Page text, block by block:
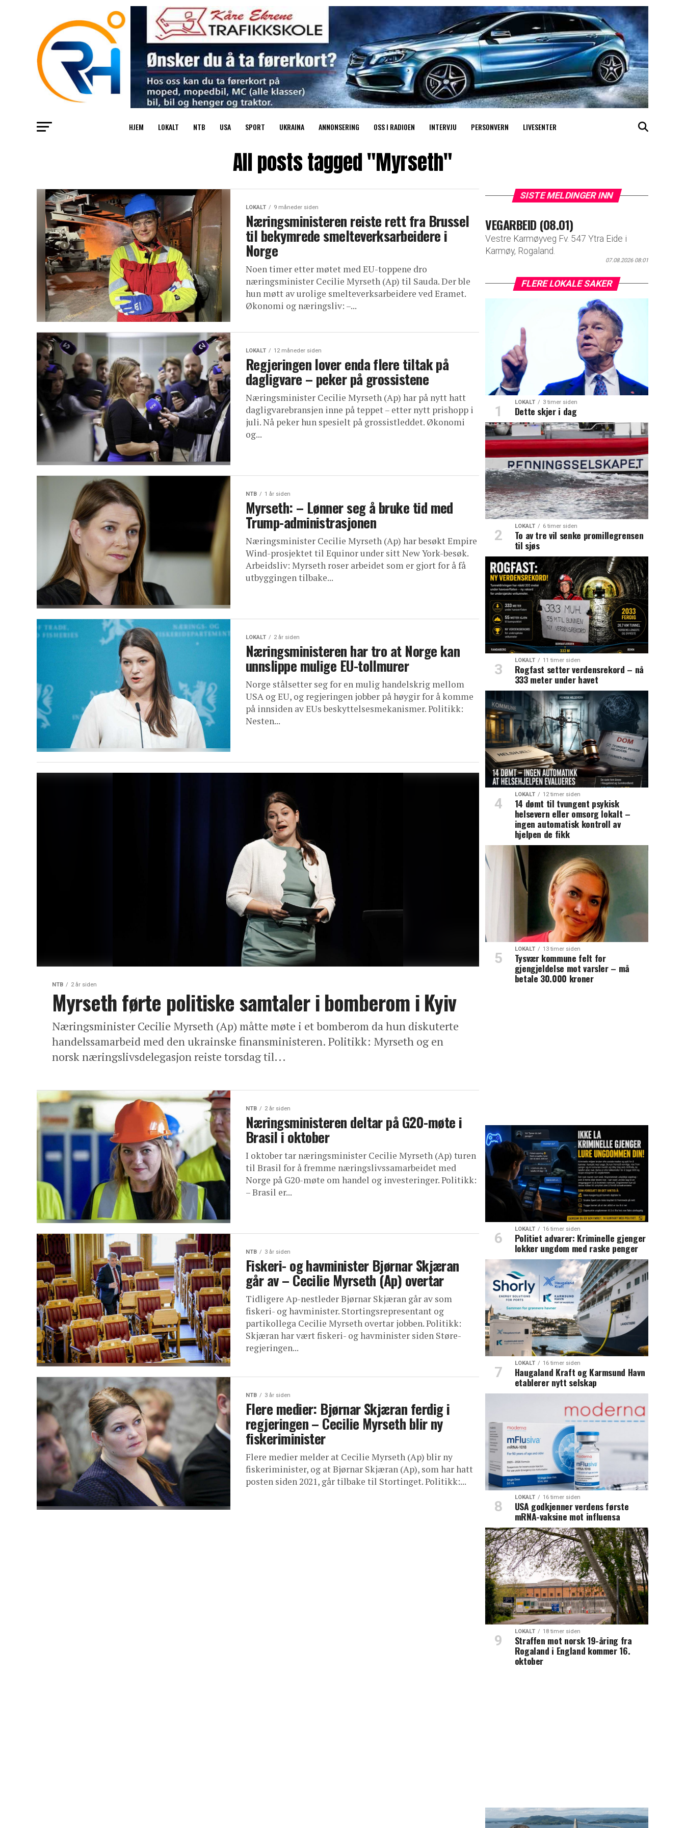
HJEM LOKALT NTB USA SPORT UKRAINA ANNONSERING OSS I RADIOEN INTERVJU PERSONVERN LIVESENTER
All posts tagged "Myrseth"
LOKALT 9 måneder siden
Næringsministeren reiste rett fra Brussel
til bekymrede smelteverksarbeidere i
Norge
Noen timer etter møtet med EU-toppene dro
næringsminister Cecilie Myrseth (Ap) til Sauda. Der ble
hun møtt av urolige smelteverksarbeidere ved Eramet.
Økonomi og næringsliv: –...
LOKALT 12 måneder siden
Regjeringen lover enda flere tiltak på
dagligvare – peker på grossistene
Næringsminister Cecilie Myrseth (Ap) har på nytt hatt
dagligvarebransjen inne på teppet – etter nytt prishopp i
juli. Nå peker hun spesielt på grossistleddet. Økonomi
og...
NTB 1 år siden
Myrseth: – Lønner seg å bruke tid med
Trump-administrasjonen
Næringsminister Cecilie Myrseth (Ap) har besøkt Empire
Wind-prosjektet til Equinor under sitt New York-besøk.
Arbeidsliv: Myrseth roser arbeidet som er gjort for å få
utbyggingen tilbake...
LOKALT 2 år siden
Næringsministeren har tro at Norge kan
unnslippe mulige EU-tollmurer
Norge stålsetter seg for en mulig handelskrig mellom
USA og EU, og regjeringen jobber på høygir for å komme
på innsiden av EUs beskyttelsesmekanismer. Politikk:
Nesten...
NTB 2 år siden
Myrseth førte politiske samtaler i bomberom i Kyiv
Næringsminister Cecilie Myrseth (Ap) måtte møte i et bomberom da hun diskuterte
handelssamarbeid med den ukrainske finansministeren. Politikk: Myrseth og en
norsk næringslivsdelegasjon reiste torsdag til...
NTB 2 år siden
Næringsministeren deltar på G20-møte i
Brasil i oktober
I oktober tar næringsminister Cecilie Myrseth (Ap) turen
til Brasil for å fremme næringslivssamarbeidet med
Norge på G20-møte om handel og investeringer. Politikk:
– Brasil er...
NTB 3 år siden
Fiskeri- og havminister Bjørnar Skjæran
går av – Cecilie Myrseth (Ap) overtar
Tidligere Ap-nestleder Bjørnar Skjæran går av som
fiskeri- og havminister. Stortingsrepresentant og
partikollega Cecilie Myrseth overtar jobben. Politikk:
Skjæran har vært fiskeri- og havminister siden Støre-
regjeringen...
NTB 3 år siden
Flere medier: Bjørnar Skjæran ferdig i
regjeringen – Cecilie Myrseth blir ny
fiskeriminister
Flere medier melder at Cecilie Myrseth (Ap) blir ny
fiskeriminister, og at Bjørnar Skjæran (Ap), som har hatt
posten siden 2021, går tilbake til Stortinget. Politikk:...
SISTE MELDINGER INN
VEGARBEID (08.01)
Vestre Karmøyveg Fv. 547 Ytra Eide i
Karmøy, Rogaland.
07.08.2026 08:01
FLERE LOKALE SAKER
LOKALT 3 timer siden
Dette skjer i dag
LOKALT 6 timer siden
To av tre vil senke promillegrensen
til sjøs
LOKALT 11 timer siden
Rogfast setter verdensrekord – nå
333 meter under havet
LOKALT 12 timer siden
14 dømt til tvungent psykisk
helsevern eller omsorg lokalt –
ingen automatisk kontroll av
hjelpen de fikk
LOKALT 13 timer siden
Tysvær kommune felt for
gjengjeldelse mot varsler – må
betale 30.000 kroner
LOKALT 16 timer siden
Politiet advarer: Kriminelle gjenger
lokker ungdom med raske penger
LOKALT 16 timer siden
Haugaland Kraft og Karmsund Havn
etablerer nytt selskap
LOKALT 16 timer siden
USA godkjenner verdens første
mRNA-vaksine mot influensa
LOKALT 18 timer siden
Straffen mot norsk 19-åring fra
Rogaland i England kommer 16.
oktober